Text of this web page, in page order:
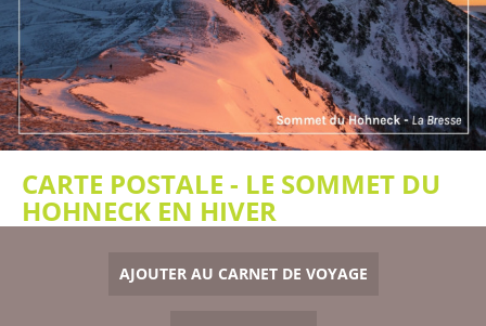
CARTE POSTALE - LE SOMMET DU
HOHNECK EN HIVER
AJOUTER AU CARNET DE VOYAGE